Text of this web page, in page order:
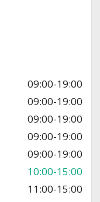
09:00-19:00
09:00-19:00
09:00-19:00
09:00-19:00
09:00-19:00
10:00-15:00
11:00-15:00